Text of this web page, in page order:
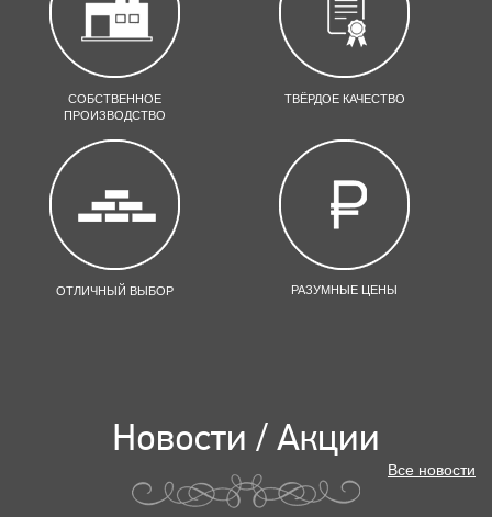
СОБСТВЕННОЕ
ПРОИЗВОДСТВО
ТВЁРДОЕ КАЧЕСТВО
ОТЛИЧНЫЙ ВЫБОР РАЗУМНЫЕ ЦЕНЫ
Новости / Акции
Все новости